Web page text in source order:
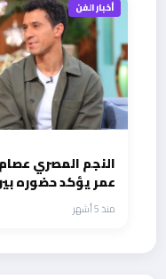
أخبار الفن
النجم المصري عصام
عمر يؤكد حضوره
الكبار في مسلسل
عين سحرية
منذ 5 أشهر